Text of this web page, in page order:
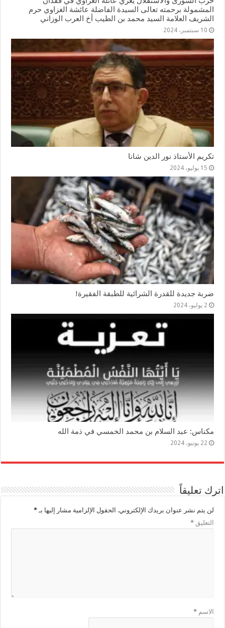
المشمولة برحمته تعالى السيدة الفاضلة عائشة الغزاوي حرم
الشريف العلامة السيد محمد بن الطيب أخ العرب الوزاني
10 سبتمبر، 2024
تكريم الأستاذ نور الدين شانا
15 يوليو، 2024
ضربة جديدة للقدرة الشرائية للطبقة الفقيرة!
2 يوليو، 2024
مكناس: عبد السلام بن محمد الخمسي في ذمة الله
22 يونيو، 2024
اترك تعليقاً
لن يتم نشر عنوان بريدك الإلكتروني. الحقول الإلزامية مشار إليها بـ*
التعليق*
الاسم*